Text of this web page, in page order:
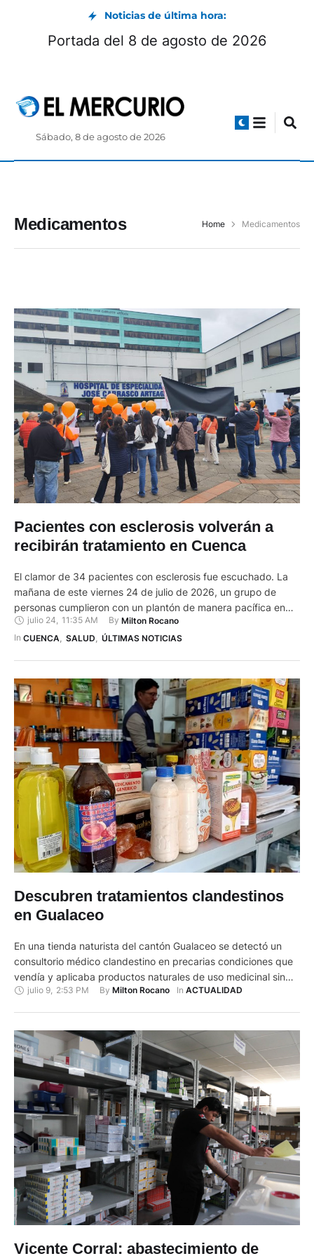
Noticias de última hora:
Portada del 8 de agosto de 2026
Sábado, 8 de agosto de 2026
Medicamentos Home Medicamentos
Pacientes con esclerosis volverán a
recibirán tratamiento en Cuenca
El clamor de 34 pacientes con esclerosis fue escuchado. La
mañana de este viernes 24 de julio de 2026, un grupo de
personas cumplieron con un plantón de manera pacífica en
los exteriores del Hospital José Carrasco Arteaga. En medio
del plantón, salió el nuevo gerente del hospital, Jefferson
julio 24, 11:35 AM By Milton Rocano
In CUENCA SALUD ÚLTIMAS NOTICIAS
Descubren tratamientos clandestinos
en Gualaceo
En una tienda naturista del cantón Gualaceo se detectó un
consultorio médico clandestino en precarias condiciones que
vendía y aplicaba productos naturales de uso medicinal sin
registro sanitario. El local fue clausurado por el Arcsa este 9
las …
julio 9 2:53 PM By Milton Rocano In ACTUALIDAD
Vicente Corral: abastecimiento de